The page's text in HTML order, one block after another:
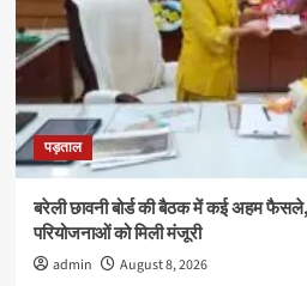
पड़ताल
बरेली छावनी बोर्ड की बैठक में कई अहम
परियोजनाओं को मिली मंजूरी
admin August 8, 2026